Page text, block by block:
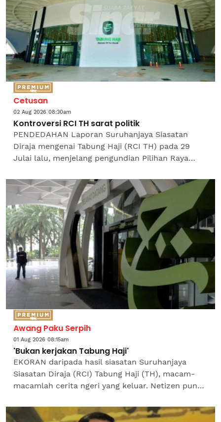
Cetusan
02 Aug 2026 08:30am
Kontroversi RCI TH sarat politik
PENDEDAHAN Laporan Suruhanjaya Siasatan
Diraja mengenai Tabung Haji (RCI TH) pada 29
Julai lalu, menjelang pengundian Pilihan Raya
mengenai ketelusan...
Awang Paku Serpih
01 Aug 2026 08:15am
'Bukan kerjakan Tabung Haji'
EKORAN daripada hasil siasatan Suruhanjaya
Siasatan Diraja (RCI) Tabung Haji (TH), macam-
macamlah cerita ngeri yang keluar. Netizen pun
dengan buat...